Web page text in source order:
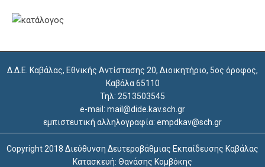
Δ.Δ.Ε. Καβάλας, Εθνικής Αντίστασης 20, Διοικητήριο, 5ος όροφος,
Καβάλα 65110
Τηλ: 2513503545
e-mail: mail@dide.kav.sch.gr
εμπιστευτική αλληλογραφία: empdkav@sch.gr
Copyright 2018 Διεύθυνση Δευτεροβάθμιας Εκπαίδευσης Καβάλας
Κατασκευή: Θανάσης Κομβόκης